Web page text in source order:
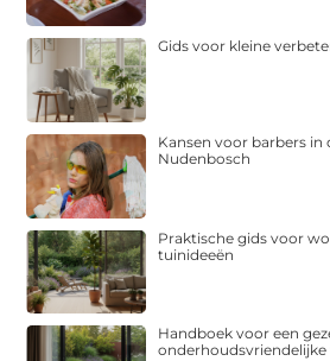
Gids voor kleine
Kansen voor barbers in
Nudenbosch
Praktische gids voor
tuinideeën
Handboek voor een
onderhoudsvriendelijke